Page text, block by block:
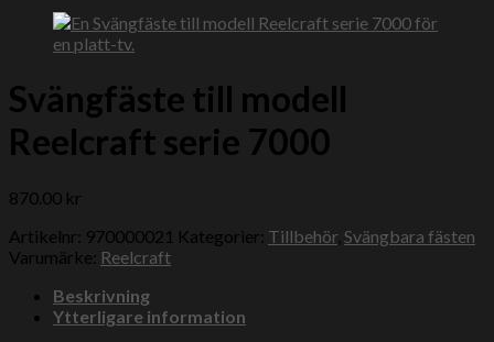
Svängfäste till modell
Reelcraft serie 7000
870.00 kr
Artikelnr: 970000021 Kategorier: Tillbehör, Svängbara fästen
Varumärke: Reelcraft
Beskrivning
Ytterligare information